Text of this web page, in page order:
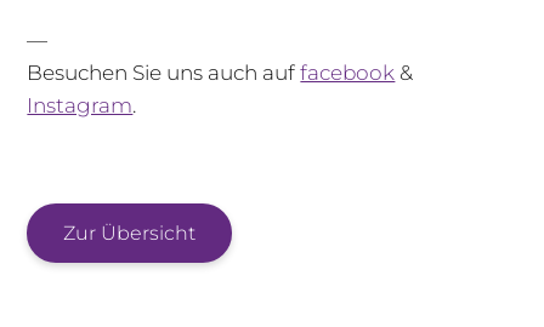
—
Besuchen Sie uns auch auffacebook &
Instagram.
Zur Übersicht